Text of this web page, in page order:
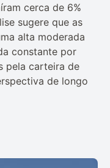
cerca de 6%
sugere que as
alta moderada
constante por
pela carteira de
de longo